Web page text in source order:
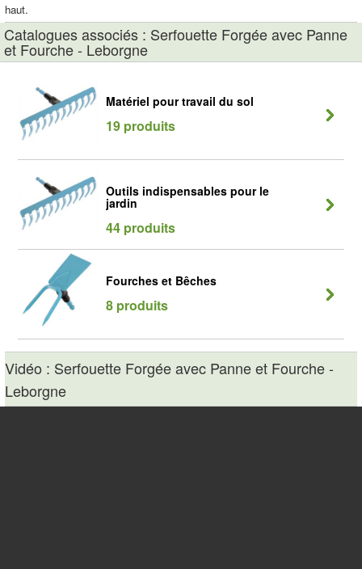
haut.
Catalogues associés : Serfouette Forgée avec Panne
et Fourche - Leborgne
Matériel pour travail du sol
19 produits
Outils indispensables pour le
jardin
44 produits
Fourches et Bêches
8 produits
Vidéo : Serfouette Forgée avec Panne et Fourche -
Leborgne